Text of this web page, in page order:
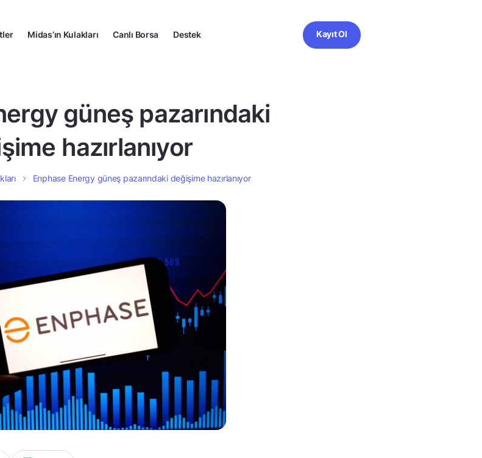
Midas’ın Kulakları Canlı Borsa Destek Kayıt Ol
güneş pazarındaki
hazırlanıyor
Enphase Energy güneş pazarındaki değişime hazırlanıyor